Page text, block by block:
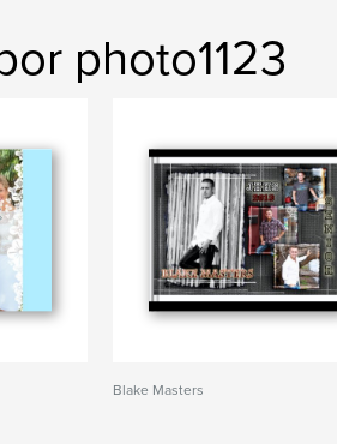
photo1123
Blake Masters